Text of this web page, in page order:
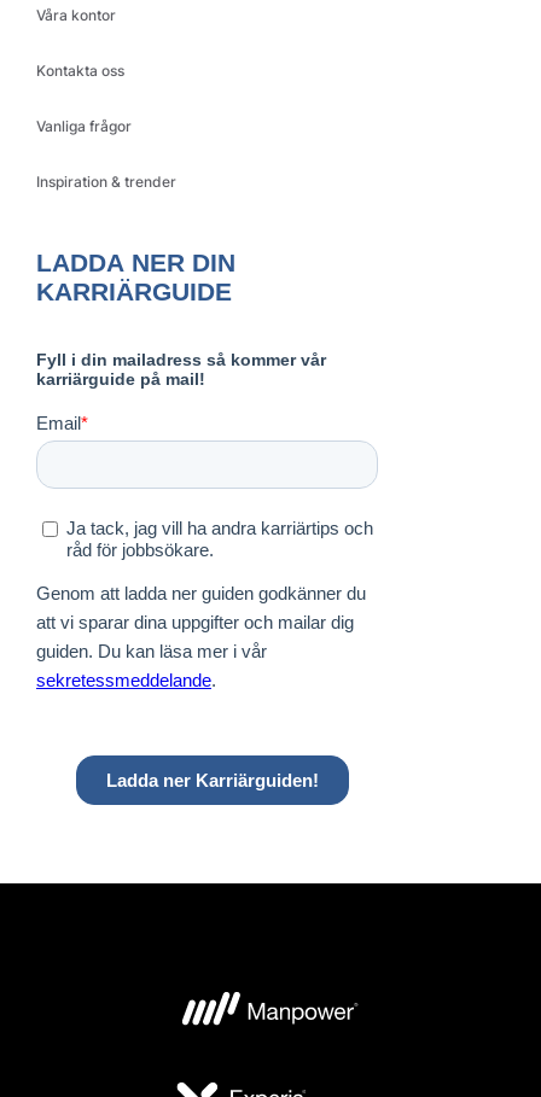
Våra kontor
Kontakta oss
Vanliga frågor
Inspiration & trender